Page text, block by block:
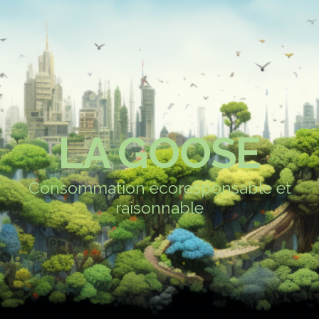
LA GOOSE
Consommation écoresponsable et
raisonnable